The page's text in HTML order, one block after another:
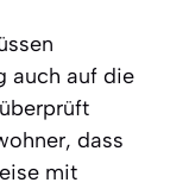
auch auf die
dass
mit